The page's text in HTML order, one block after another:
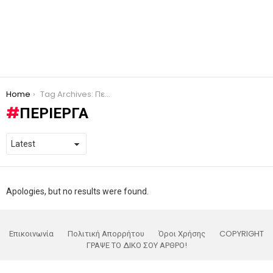
You are here:
Home Tag Archives: Περίεργα
ΠΕΡΊΕΡΓΑ
Apologies, but no results were found.
Επικοινωνία Πολιτική Απορρήτου Όροι Χρήσης
COPYRIGHT
ΓΡΑΨΕ ΤΟ ΔΙΚΟ ΣΟΥ ΑΡΘΡΟ!